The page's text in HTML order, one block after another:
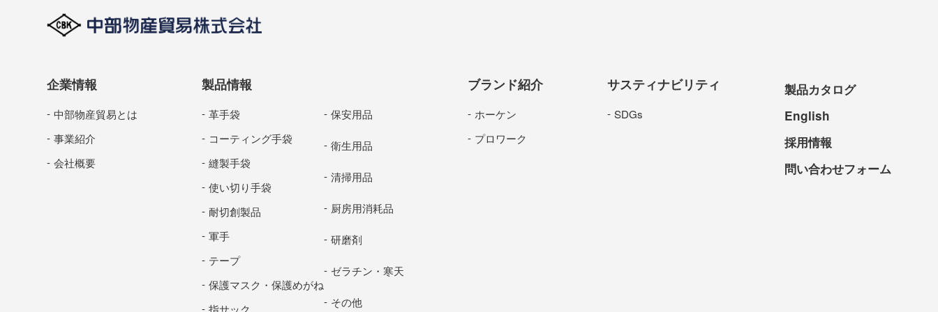
企業情報
中部物産貿易とは
事業紹介
会社概要
製品情報
革手袋
コーティング手袋
縫製手袋
使い切り手袋
耐切創製品
軍手
テープ
保護マスク・保護めがね
指サック
保安用品
衛生用品
清掃用品
厨房用消耗品
研磨剤
ゼラチン・寒天
その他
ブランド紹介
ホーケン
プロワーク
サスティナビリティ
SDGs
製品カタログ
English
採用情報
問い合わせフォーム